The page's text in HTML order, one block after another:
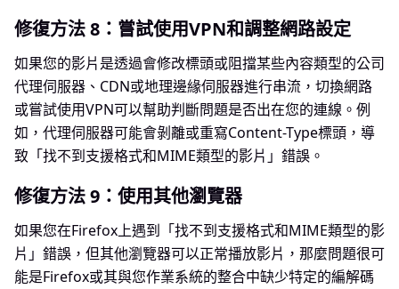
修復方法 8：嘗試使用VPN和調整網路設定
如果您的影片是透過會修改標頭或阻擋某些內容類型的公司
代理伺服器、CDN或地理邊緣伺服器進行串流，切換網路
或嘗試使用VPN可以幫助判斷問題是否出在您的連線。例
如，代理伺服器可能會剝離或重寫Content-Type標頭，導
致「找不到支援格式和MIME類型的影片」錯誤。
修復方法 9：使用其他瀏覽器
如果您在Firefox上遇到「找不到支援格式和MIME類型的影
片」錯誤，但其他瀏覽器可以正常播放影片，那麼問題很可
能是Firefox或其與您作業系統的整合中缺少特定的編解碼